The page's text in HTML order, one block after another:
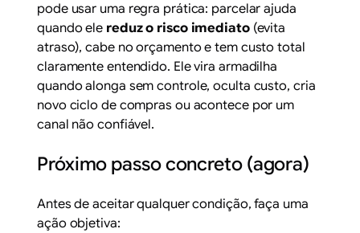
pode usar uma regra prática: parcelar ajuda
quando ele reduz o risco imediato(evita
atraso), cabe no orçamento e tem custo total
claramente entendido. Ele vira armadilha
quando alonga sem controle, oculta custo, cria
novo ciclo de compras ou acontece por um
canal não confiável.
Próximo passo concreto (agora)
Antes de aceitar qualquer condição, faça uma
ação objetiva: